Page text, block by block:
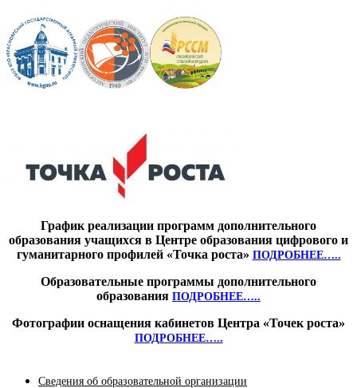
График реализации программ дополнительного
образования учащихся в Центре образования цифрового и
гуманитарного профилей «Точка роста» ПОДРОБНЕЕ…..
Образовательные программы дополнительного
образования ПОДРОБНЕЕ…..
Фотографии оснащения кабинетов Центра «Точек роста»
ПОДРОБНЕЕ…..
Сведения об образовательной организации